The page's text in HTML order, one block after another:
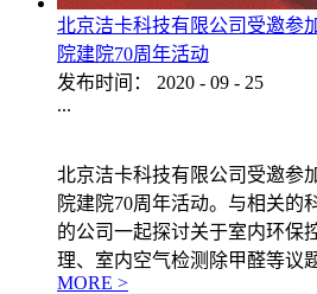
北京洁卡科技有限公司受邀参
院建院70周年活动
发布时间：
2020 - 09 - 25
...
北京洁卡科技有限公司受邀参
院建院70周年活动。与相关的
的公司一起探讨关于室内环保
理、室内空气检测除甲醛等议题
MORE >